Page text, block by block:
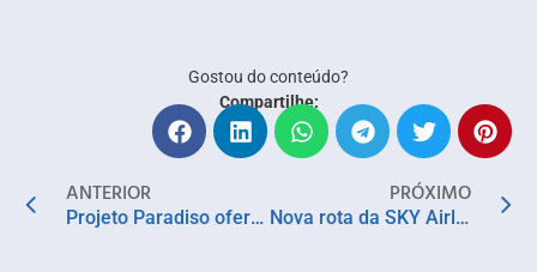
Gostou do conteúdo?
Compartilhe:
ANTERIOR
Projeto Paradiso oferece prêmio de distribuição no XX Panorama Internacional Coisa de Cinema
PRÓXIMO
Nova rota da SKY Airline conecta Buenos Aires a Salvador